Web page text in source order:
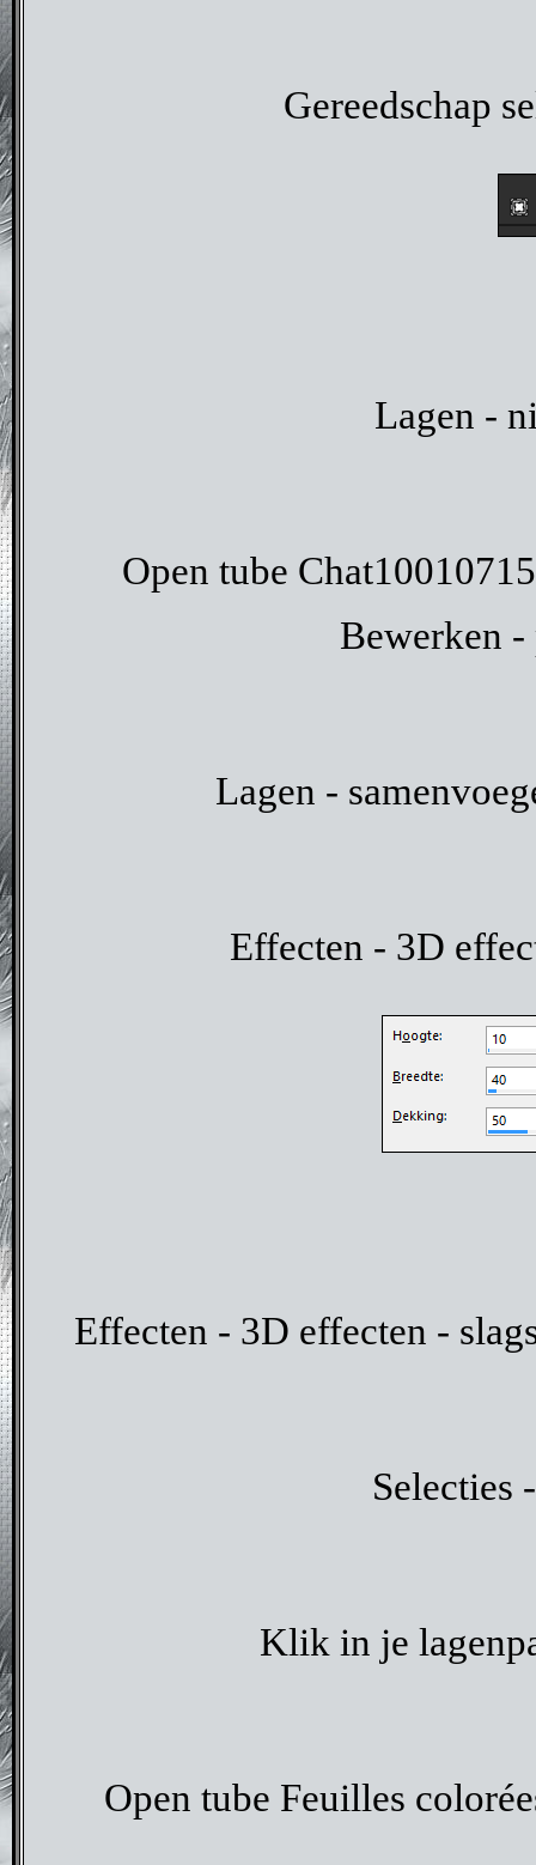
Gereedschap
Lagen -
Open tube
Bewerken
Lagen -
Effecten - 3D
Effecten - 3D effecten -
Selecties
Klik in je
Open tube Feuilles